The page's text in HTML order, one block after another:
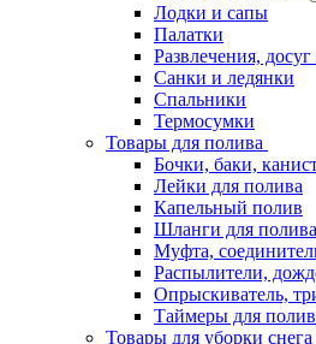
Лодки и сапы
Палатки
Развлечения,
Санки и ледянки
Спальники
Термосумки
Товары для полива
Бочки, баки,
Лейки для полива
Капельный полив
Шланги для полива
Муфта,
Распылители,
Опрыскиватель,
Таймеры для
Товары для уборки снега